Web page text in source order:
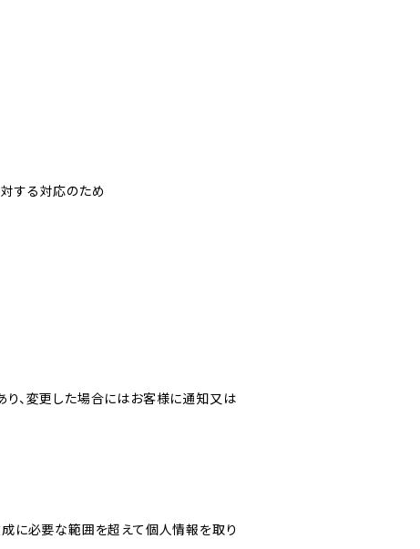
対する対応のため
り、変更した場合にはお客様に通知又は
に必要な範囲を超えて個人情報を取り